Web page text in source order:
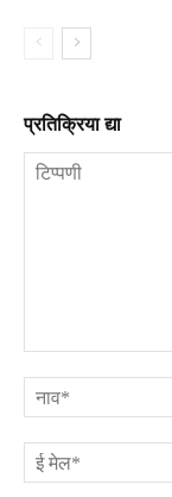
प्रतिक्रिया द्या